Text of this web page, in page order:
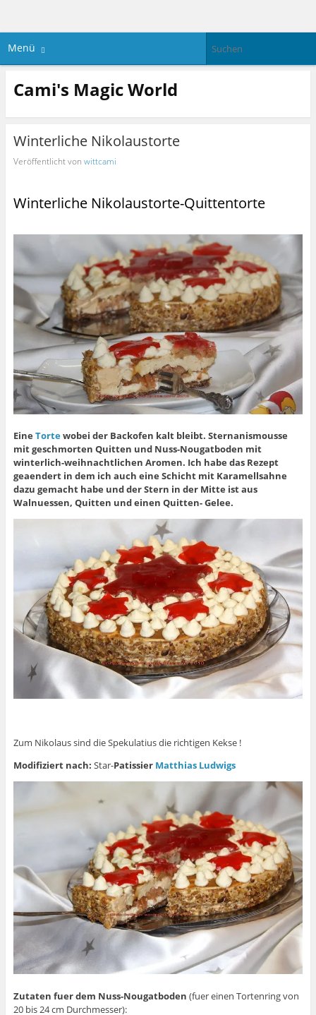
Menü
Cami's Magic World
Winterliche Nikolaustorte
Veröffentlicht von wittcami
Winterliche Nikolaustorte-Quittentorte
Eine Tortewobei der Backofen kalt bleibt. Sternanismousse
mit geschmorten Quitten und Nuss-Nougatboden mit
winterlich-weihnachtlichen Aromen. Ich habe das Rezept
geaendert in dem ich auch eine Schicht mit Karamellsahne
dazu gemacht habe und der Stern in der Mitte ist aus
Walnuessen, Quitten und einen Quitten- Gelee.
Zum Nikolaus sind die Spekulatius die richtigen Kekse !
Modifiziert nach: Star-Patissier Matthias Ludwigs
Zutaten fuer dem Nuss-Nougatboden (fuer einen Tortenring von
20 bis 24 cm Durchmesser):